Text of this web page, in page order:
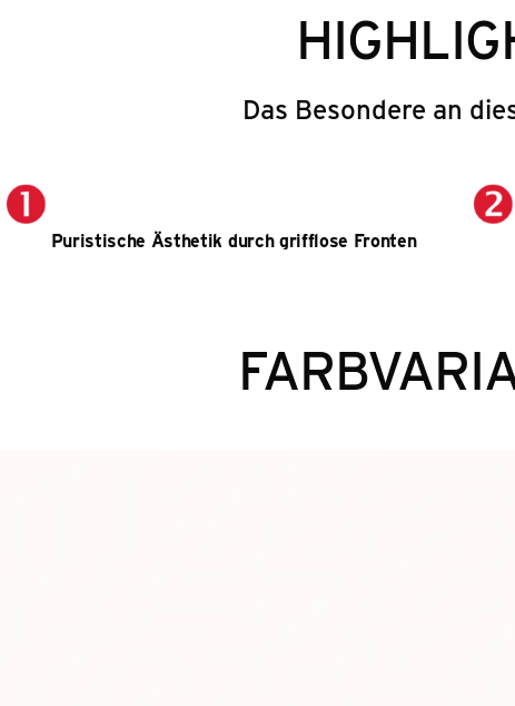
Das Besondere an
Puristische Ästhetik durch grifflose Fronten